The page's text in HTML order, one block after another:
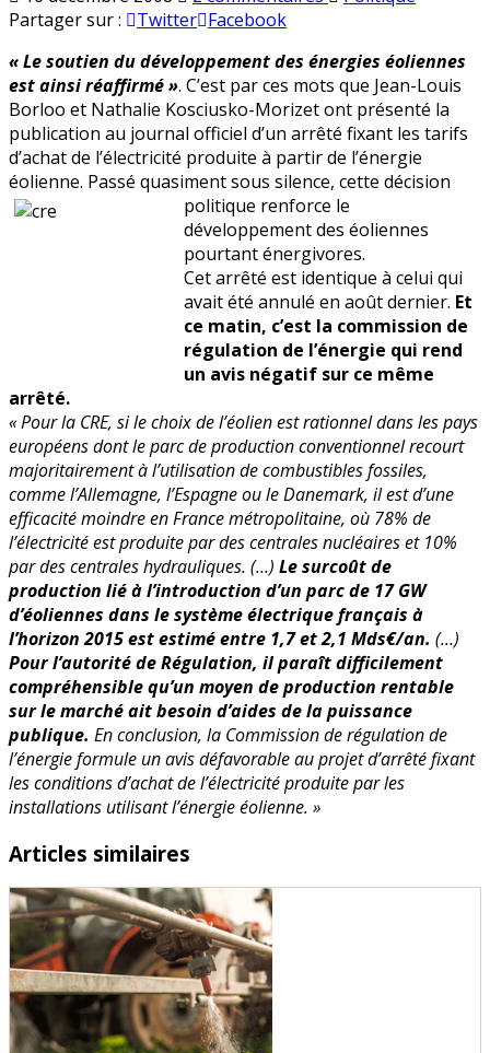
le
surcoût
des
éoliennes
Partager sur :
Twitter Facebook
« Le soutien du développement des énergies éoliennes
est ainsi réaffirmé ». C’est par ces mots que Jean-Louis
Borloo et Nathalie Kosciusko-Morizet ont présenté la
publication au journal officiel d’un arrêté fixant les tarifs
d’achat de l’électricité produite à partir de l’énergie
éolienne. Passé quasiment sous silence, cette décision
politique renforce le
développement des éoliennes
pourtant énergivores.
Cet arrêté est identique à celui qui
avait été annulé en août dernier. Et
ce matin, c’est la commission de
régulation de l’énergie qui rend
un avis négatif sur ce même
arrêté.
« Pour la CRE, si le choix de l’éolien est rationnel dans les pays
européens dont le parc de production conventionnel recourt
majoritairement à l’utilisation de combustibles fossiles,
comme l’Allemagne, l’Espagne ou le Danemark, il est d’une
efficacité moindre en France métropolitaine, où 78% de
l’électricité est produite par des centrales nucléaires et 10%
par des centrales hydrauliques. (…) Le surcoût de
production lié à l’introduction d’un parc de 17 GW
d’éoliennes dans le système électrique français à
l’horizon 2015 est estimé entre 1,7 et 2,1 Mds€/an. (…)
Pour l’autorité de Régulation, il paraît difficilement
compréhensible qu’un moyen de production rentable
sur le marché ait besoin d’aides de la puissance
publique. En conclusion, la Commission de régulation de
l’énergie formule un avis défavorable au projet d’arrêté fixant
les conditions d’achat de l’électricité produite par les
installations utilisant l’énergie éolienne. »
Articles similaires